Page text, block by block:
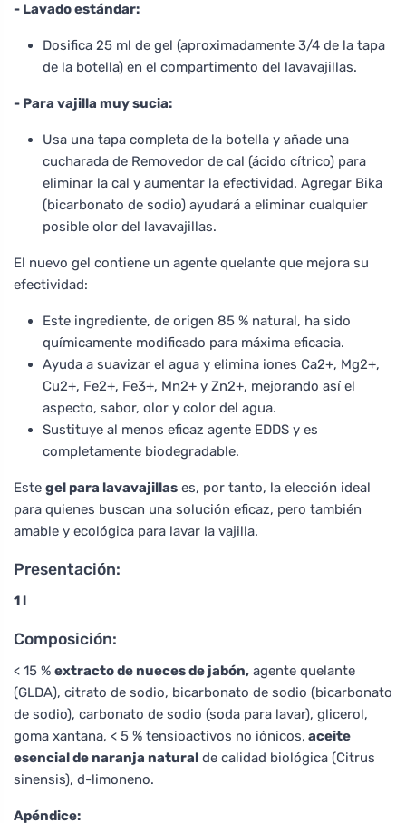
- Lavado estándar:
Dosifica 25 ml de gel (aproximadamente 3/4 de la tapa
de la botella) en el compartimento del lavavajillas.
- Para vajilla muy sucia:
Usa una tapa completa de la botella y añade una
cucharada de Removedor de cal (ácido cítrico) para
eliminar la cal y aumentar la efectividad. Agregar Bika
(bicarbonato de sodio) ayudará a eliminar cualquier
posible olor del lavavajillas.
El nuevo gel contiene un agente quelante que mejora su
efectividad:
Este ingrediente, de origen 85 % natural, ha sido
químicamente modificado para máxima eficacia.
Ayuda a suavizar el agua y elimina iones Ca2+, Mg2+,
Cu2+, Fe2+, Fe3+, Mn2+ y Zn2+, mejorando así el
aspecto, sabor, olor y color del agua.
Sustituye al menos eficaz agente EDDS y es
completamente biodegradable.
Este gel para lavavajillas es, por tanto, la elección ideal
para quienes buscan una solución eficaz, pero también
amable y ecológica para lavar la vajilla.
Presentación:
1 l
Composición:
< 15 % extracto de nueces de jabón, agente quelante
(GLDA), citrato de sodio, bicarbonato de sodio (bicarbonato
de sodio), carbonato de sodio (soda para lavar), glicerol,
goma xantana, < 5 % tensioactivos no iónicos, aceite
esencial de naranja natural de calidad biológica (Citrus
sinensis), d-limoneno.
Apéndice: